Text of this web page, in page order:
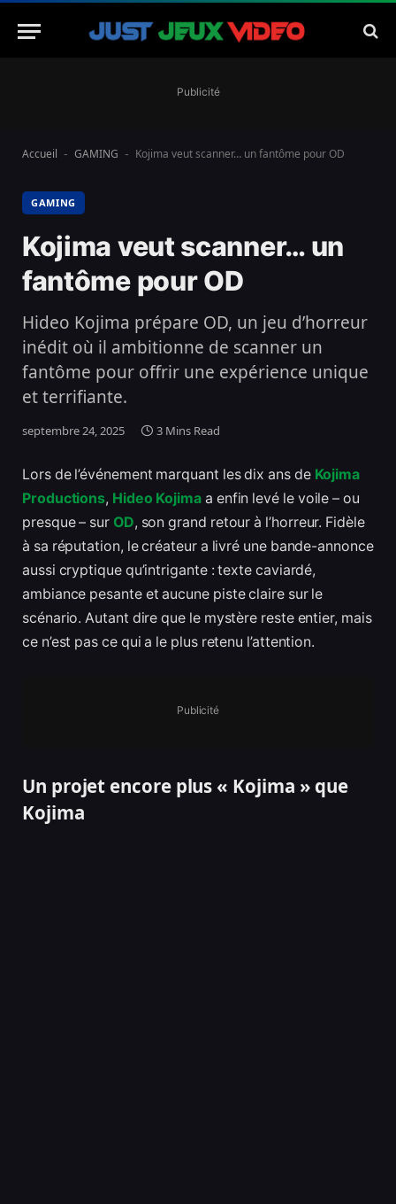
Publicité
Accueil - GAMING - Kojima veut scanner… un fantôme pour OD
GAMING
Kojima veut scanner… un
fantôme pour OD
Hideo Kojima prépare OD, un jeu d’horreur
inédit où il ambitionne de scanner un
fantôme pour offrir une expérience unique
et terrifiante.
septembre 24, 2025 3 Mins Read
Lors de l’événement marquant les dix ans de Kojima
Productions, Hideo Kojima a enfin levé le voile – ou
presque – sur OD, son grand retour à l’horreur. Fidèle
à sa réputation, le créateur a livré une bande-annonce
aussi cryptique qu’intrigante : texte caviardé,
ambiance pesante et aucune piste claire sur le
scénario. Autant dire que le mystère reste entier, mais
ce n’est pas ce qui a le plus retenu l’attention.
Publicité
Un projet encore plus « Kojima » que
Kojima